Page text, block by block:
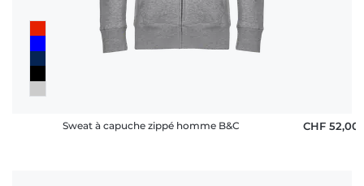
Sweat à capuche zippé homme B&C CHF 52,00